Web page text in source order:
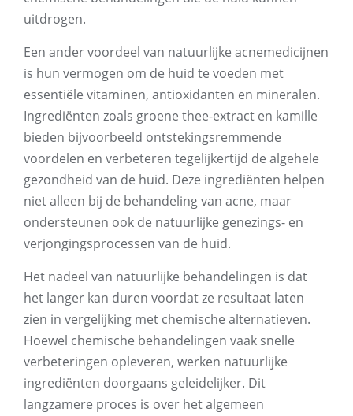
uitdrogen.
Een ander voordeel van natuurlijke acnemedicijnen
is hun vermogen om de huid te voeden met
essentiële vitaminen, antioxidanten en mineralen.
Ingrediënten zoals groene thee-extract en kamille
bieden bijvoorbeeld ontstekingsremmende
voordelen en verbeteren tegelijkertijd de algehele
gezondheid van de huid. Deze ingrediënten helpen
niet alleen bij de behandeling van acne, maar
ondersteunen ook de natuurlijke genezings- en
verjongingsprocessen van de huid.
Het nadeel van natuurlijke behandelingen is dat
het langer kan duren voordat ze resultaat laten
zien in vergelijking met chemische alternatieven.
Hoewel chemische behandelingen vaak snelle
verbeteringen opleveren, werken natuurlijke
ingrediënten doorgaans geleidelijker. Dit
langzamere proces is over het algemeen